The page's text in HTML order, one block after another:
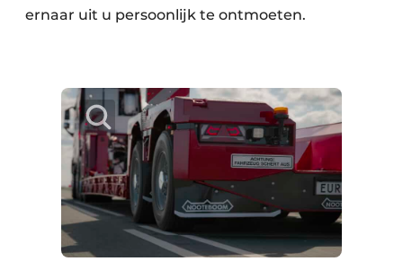
ernaar uit u persoonlijk te ontmoeten.